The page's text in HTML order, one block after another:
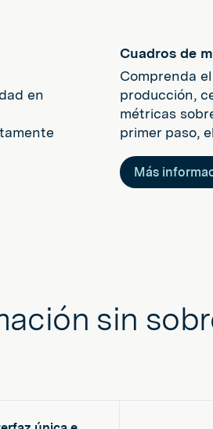
en
Cuadros de
Comprenda
producción,
métricas
primer paso,
Más
sin